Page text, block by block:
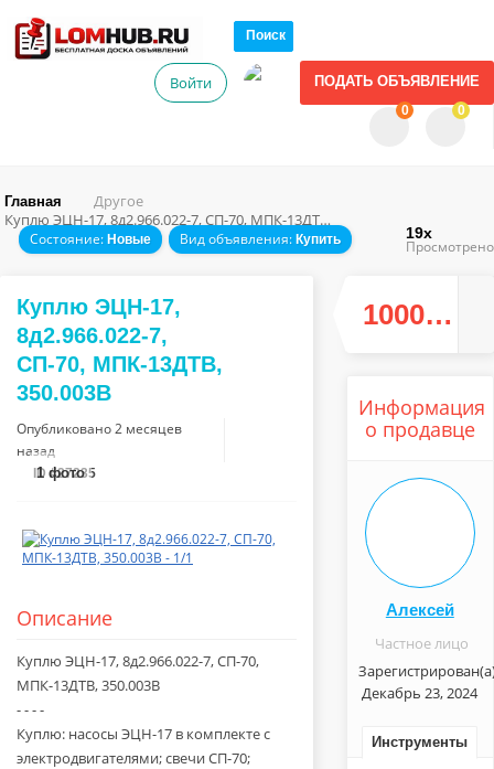
Поиск
ПОДАТЬ ОБЪЯВЛЕНИЕ
Войти
0 0
Главная
Другое
Куплю ЭЦН-17, 8д2.966.022-7, СП-70, МПК-13ДТВ, 350.003В
Состояние: Новые Вид объявления: Купить 19x
Просмотрено
Куплю ЭЦН-17,
8д2.966.022-7,
СП-70, МПК-13ДТВ,
350.003В
Опубликовано2 месяцев
назад
ID #27235
1фото
Описание
Куплю ЭЦН-17, 8д2.966.022-7, СП-70,
МПК-13ДТВ, 350.003В
- - - -
Куплю: насосы ЭЦН-17 в комплекте с
электродвигателями; свечи СП-70;
10000.00 руб.
Информация
о продавце
Алексей
Частное лицо
Декабрь 23, 2024
Инструменты